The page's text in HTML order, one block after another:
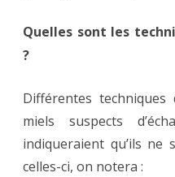
Quelles sont les
?
Différentes
miels suspects
indiqueraient qu’ils ne
celles-ci, on notera :